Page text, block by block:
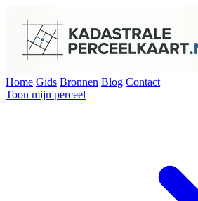
Home Gids Bronnen Blog Contact
Toon mijn perceel